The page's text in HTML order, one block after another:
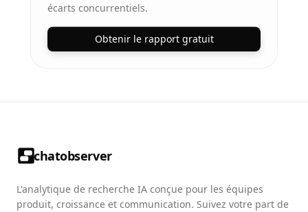
écarts concurrentiels.
Obtenir le rapport gratuit
chatobserver
L'analytique de recherche IA conçue pour les équipes
produit, croissance et communication. Suivez votre part de